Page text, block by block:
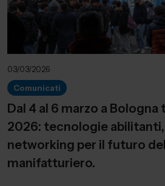
03/03/2026
Comunicati
Dal 4 al 6 marzo a Bologna
2026: tecnologie
networking per il futuro del
manifatturiero.